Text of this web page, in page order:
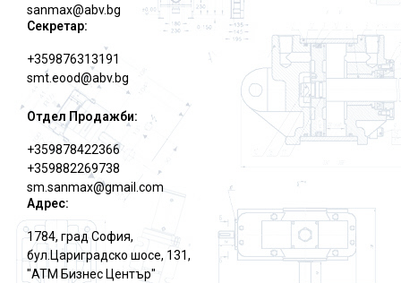
sanmax@abv.bg
Секретар:
+359876313191
smt.eood@abv.bg
Отдел Продажби:
+359878422366
+359882269738
sm.sanmax@gmail.com
Адрес:
1784, град София,
бул.Цариградско шосе, 131,
"АТМ Бизнес Център"